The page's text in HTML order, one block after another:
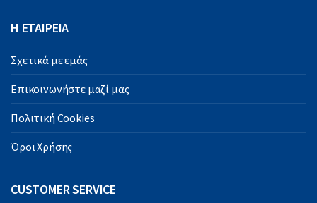
Η ΕΤΑΙΡΕΙΑ
Σχετικά με εμάς
Επικοινωνήστε μαζί μας
Πολιτική Cookies
Όροι Χρήσης
CUSTOMER SERVICE